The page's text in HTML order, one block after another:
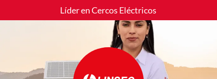
Líder en Cercos Eléctricos